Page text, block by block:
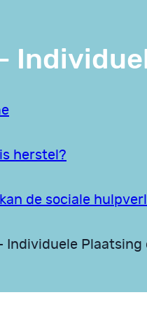
herstel?
de sociale
– Individuele Plaatsing